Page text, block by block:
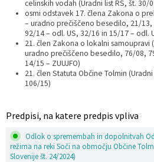
celinskih vodah (Uradni list RS, št. 30/
osmi odstavek 17. člena Zakona o
– uradno prečiščeno besedilo, 21/13,
92/14 – odl. US, 32/16 in 15/17 – odl.
21. člen Zakona o lokalni samoupravi
uradno prečiščeno besedilo, 76/08,
14/15 – ZUUJFO)
21. člen Statuta Občine Tolmin
106/15)
Predpisi, na katere predpis vpliva
Odlok o spremembah in dopolnitvah
režima na reki Soči na območju Občine
Slovenije št. 24/2024)